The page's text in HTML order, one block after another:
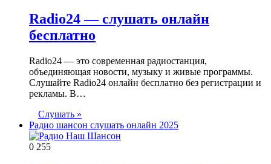
Radio24 — слушать онлайн
бесплатно
Radio24 — это современная радиостанция,
объединяющая новости, музыку и живые программы.
Слушайте Radio24 онлайн бесплатно без регистрации и
рекламы. В…
Слушать »
Радио шансон слушать онлайн 2025
0 255